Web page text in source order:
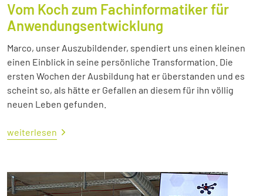
Vom Koch zum Fachinformatiker für
Anwendungsentwicklung
Marco, unser Auszubildender, spendiert uns einen kleinen
einen Einblick in seine persönliche Transformation. Die
ersten Wochen der Ausbildung hat er überstanden und es
scheint so, als hätte er Gefallen an diesem für ihn völlig
neuen Leben gefunden.
weiterlesen